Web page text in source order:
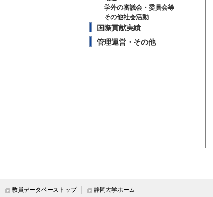
学外の審議会・委員会等
その他社会活動
国際貢献実績
管理運営・その他
教員データベーストップ 静岡大学ホーム